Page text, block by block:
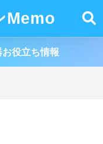
Memo
役立ち情報